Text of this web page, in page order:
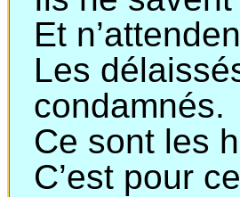
Et
Les
condamnés.
Ce sont les
C’est pour